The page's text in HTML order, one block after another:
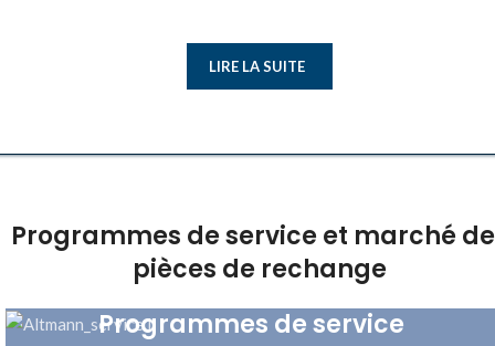
LIRE LA SUITE
Programmes de service et marché
pièces de rechange
Programmes de service